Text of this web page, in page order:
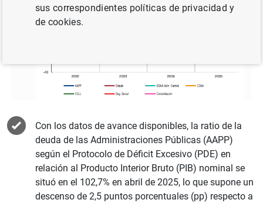
Con los datos de avance disponibles, la ratio de la
deuda de las Administraciones Públicas (AAPP)
según el Protocolo de Déficit Excesivo (PDE) en
relación al Producto Interior Bruto (PIB) nominal se
situó en el 102,7% en abril de 2025, lo que supone un
descenso de 2,5 puntos porcentuales (pp) respecto a
sus correspondientes políticas de privacidad y
de cookies.